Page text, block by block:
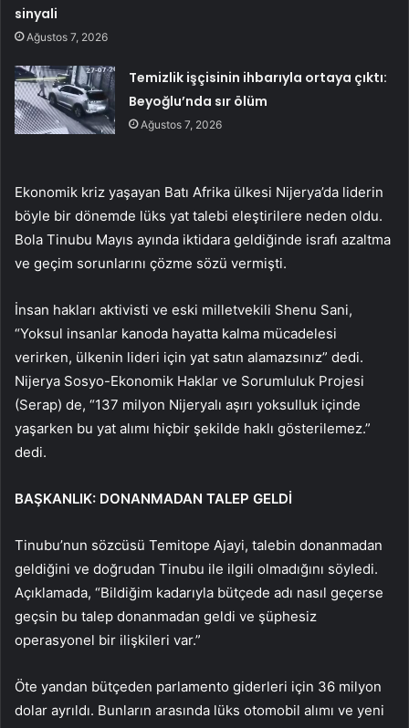
sinyali
Ağustos 7, 2026
Temizlik işçisinin ihbarıyla ortaya çıktı:
Beyoğlu’nda sır ölüm
Ağustos 7, 2026
Ekonomik kriz yaşayan Batı Afrika ülkesi Nijerya’da liderin
böyle bir dönemde lüks yat talebi eleştirilere neden oldu.
Bola Tinubu Mayıs ayında iktidara geldiğinde israfı azaltma
ve geçim sorunlarını çözme sözü vermişti.
İnsan hakları aktivisti ve eski milletvekili Shenu Sani,
“Yoksul insanlar kanoda hayatta kalma mücadelesi
verirken, ülkenin lideri için yat satın alamazsınız” dedi.
Nijerya Sosyo-Ekonomik Haklar ve Sorumluluk Projesi
(Serap) de, “137 milyon Nijeryalı aşırı yoksulluk içinde
yaşarken bu yat alımı hiçbir şekilde haklı gösterilemez.”
dedi.
BAŞKANLIK: DONANMADAN TALEP GELDİ
Tinubu’nun sözcüsü Temitope Ajayi, talebin donanmadan
geldiğini ve doğrudan Tinubu ile ilgili olmadığını söyledi.
Açıklamada, “Bildiğim kadarıyla bütçede adı nasıl geçerse
geçsin bu talep donanmadan geldi ve şüphesiz
operasyonel bir ilişkileri var.”
Öte yandan bütçeden parlamento giderleri için 36 milyon
dolar ayrıldı. Bunların arasında lüks otomobil alımı ve yeni